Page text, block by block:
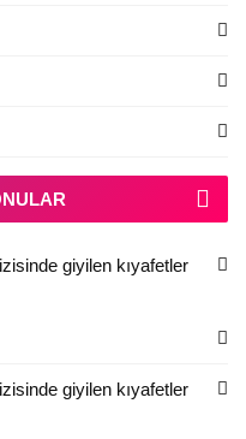
giyilen kıyafetler
giyilen kıyafetler